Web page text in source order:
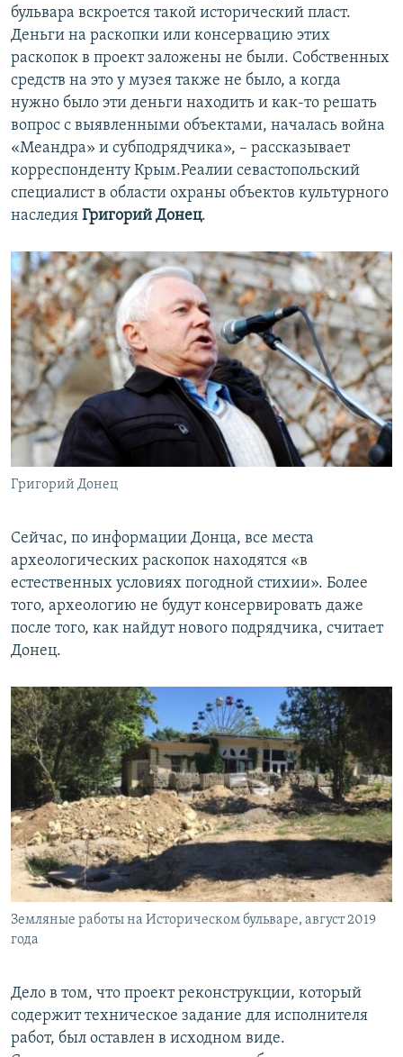
бульвара вскроется такой исторический пласт.
Деньги на раскопки или консервацию этих
раскопок в проект заложены не были. Собственных
средств на это у музея также не было, а когда
нужно было эти деньги находить и как-то решать
вопрос с выявленными объектами, началась война
«Меандра» и субподрядчика», – рассказывает
корреспонденту Крым.Реалии севастопольский
специалист в области охраны объектов культурного
наследия Григорий Донец.
Григорий Донец
Сейчас, по информации Донца, все места
археологических раскопок находятся «в
естественных условиях погодной стихии». Более
того, археологию не будут консервировать даже
после того, как найдут нового подрядчика, считает
Донец.
Земляные работы на Историческом бульваре, август 2019
года
Дело в том, что проект реконструкции, который
содержит техническое задание для исполнителя
работ, был оставлен в исходном виде.